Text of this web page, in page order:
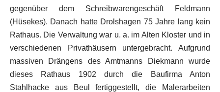
gegenüber dem Schreibwarengeschäft Feldmann
(Hüsekes). Danach hatte Drolshagen 75 Jahre lang kein
Rathaus. Die Verwaltung war u. a. im Alten Kloster und in
verschiedenen Privathäusern untergebracht. Aufgrund
massiven Drängens des Amtmanns Diekmann wurde
dieses Rathaus 1902 durch die Baufirma Anton
Stahlhacke aus Beul fertiggestellt, die Malerarbeiten